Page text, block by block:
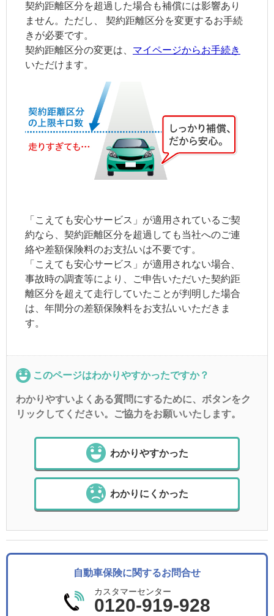
契約距離区分を超過した場合も補償には影響あり
ません。ただし、 契約距離区分を変更するお手続
きが必要です。
契約距離区分の変更は、 マイページからお手続き
いただけます。
「こえても安心サービス」が適用されているご契
約なら、 契約距離区分を超過しても当社へのご連
絡や差額保険料のお支払いは不要です。
「こえても安心サービス」が適用されない場合、
事故時の調査等により、ご申告いただいた契約距
離区分を超えて走行していたことが判明した場合
は、年間分の差額保険料をお支払いいただきま
す。
このページはわかりやすかったですか？
わかりやすいよくある質問にするために、ボタンをク
リックしてください。ご協力をお願いいたします。
わかりやすかった
わかりにくかった
自動車保険に関するお問合せ
カスタマーセンター
0120-919-928